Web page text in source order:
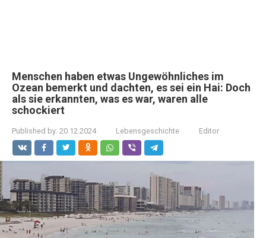
Menschen haben etwas Ungewöhnliches im
Ozean bemerkt und dachten, es sei ein Hai: Doch
als sie erkannten, was es war, waren alle
schockiert
Published by: 20.12.2024 Lebensgeschichte Editor